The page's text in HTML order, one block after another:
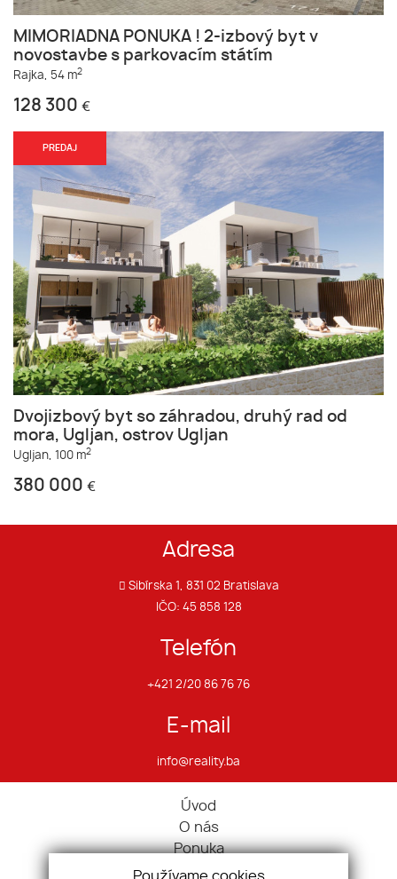
MIMORIADNA PONUKA ! 2-izbový byt v
novostavbe s parkovacím státím
Rajka, 54 m2
128 300 €
PREDAJ
Dvojizbový byt so záhradou, druhý rad od
mora, Ugljan, ostrov Ugljan
Ugljan, 100 m2
380 000 €
Adresa
Sibírska 1, 831 02 Bratislava
IČO: 45 858 128
Telefón
+421 2/20 86 76 76
E-mail
info@reality.ba
Úvod
O nás
Ponuka
Pravidlá cookies